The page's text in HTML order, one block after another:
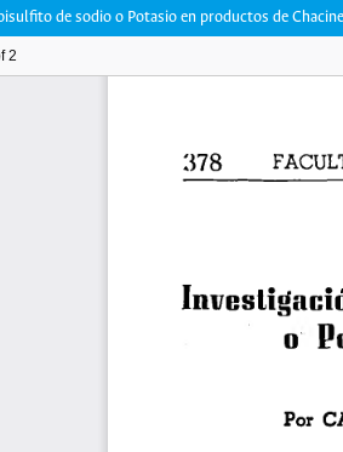
de sodio o Potasio en productos de